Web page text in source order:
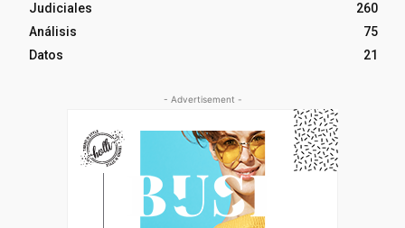
Judiciales
260
Análisis
75
Datos
21
- Advertisement -